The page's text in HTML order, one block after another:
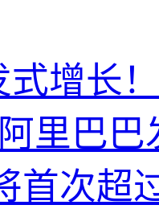
式增长
里巴巴
首次超